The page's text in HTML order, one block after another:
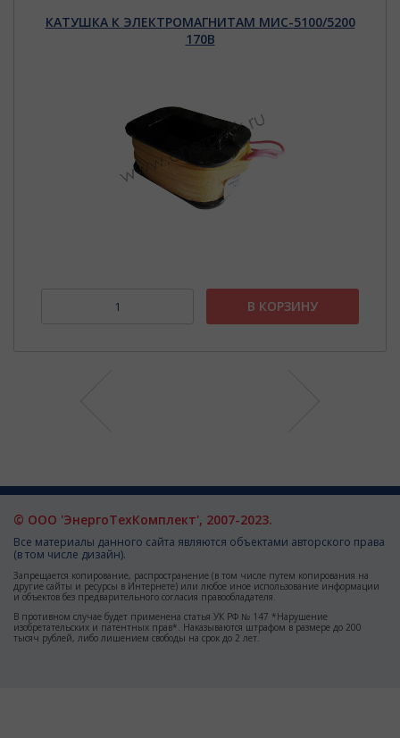
КАТУШКА К ЭЛЕКТРОМАГНИТАМ МИС-5100/5200
170В
В КОРЗИНУ
© ООО 'ЭнергоТехКомплект', 2007-2023.
Все материалы данного сайта являются объектами авторского права
(в том числе дизайн).
Запрещается копирование, распространение (в том числе путем копирования на
другие сайты и ресурсы в Интернете) или любое иное использование информации
и объектов без предварительного согласия правообладателя.
В противном случае будет применена статья УК РФ № 147 *Нарушение
изобретательских и патентных прав*. Наказываются штрафом в размере до 200
тысяч рублей, либо лишением свободы на срок до 2 лет.